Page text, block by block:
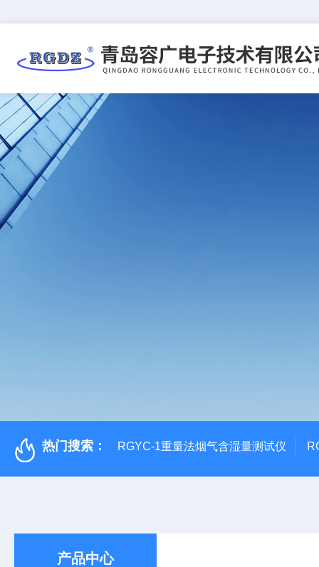
热门搜索： RGYC-1重量法烟气含湿量测试仪
产品中心